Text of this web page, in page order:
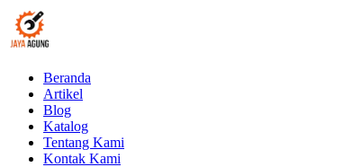
Beranda
Artikel
Blog
Katalog
Tentang Kami
Kontak Kami